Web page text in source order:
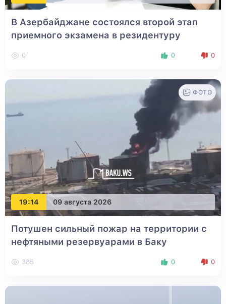
В Азербайджане состоялся второй этап
приемного экзамена в резидентуру
0 0 0
19:14 09 августа 2026
ФОТО
Потушен сильный пожар на территории с
нефтяными резервуарами в Баку
385 0 0